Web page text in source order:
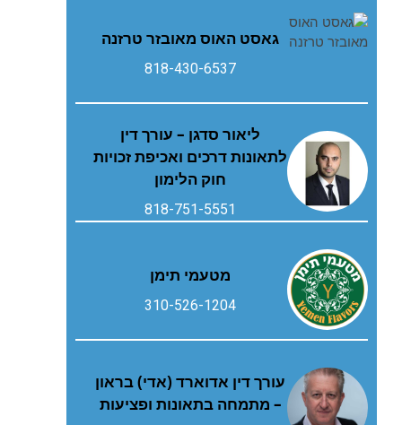
גאסט‭ ‬האוס‭ ‬מאובזר‭ ‬טרזנה
818-430-6537
ליאור סדגן – עורך דין
לתאונות דרכים ואכיפת זכויות
חוק הלימון
818-751-5551
מטעמי תימן
310-526-1204
עורך דין אדוארד (אדי) בראון
– מתמחה בתאונות ופציעות